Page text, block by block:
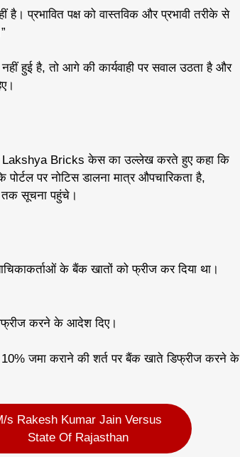
है। प्रभावित पक्ष को वास्तविक और प्रभावी तरीके से
हुई है, तो आगे की कार्यवाही पर सवाल उठता है और
Lakshya Bricks केस का उल्लेख करते हुए कहा कि
पर नोटिस डालना मात्र औपचारिकता है,
तक सूचना पहुंचे।
के बैंक खातों को फ्रीज कर दिया था।
करने के आदेश दिए।
10% जमा कराने की शर्त पर बैंक खाते डिफ्रीज करने के
s Rakesh Kumar Jain Versus
State Of Rajasthan